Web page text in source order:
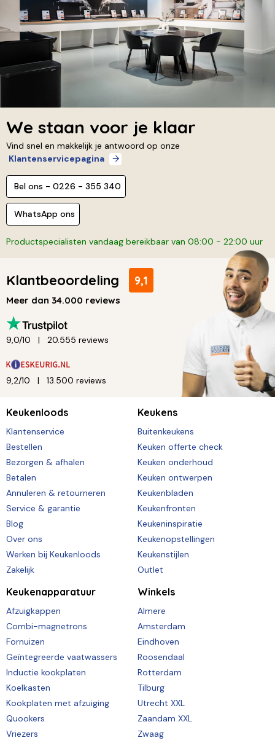
We staan voor je klaar
Vind snel en makkelijk je antwoord op onze
Klantenservicepagina
Bel ons - 0226 - 355 340
WhatsApp ons
Productspecialisten vandaag bereikbaar van 08:00 - 22:00 uur
Klantbeoordeling 9,1
Meer dan 34.000 reviews
9,0/10 20.555 reviews
9,2/10 13.500 reviews
Keukenloods
Klantenservice
Bestellen
Bezorgen & afhalen
Betalen
Annuleren & retourneren
Service & garantie
Blog
Over ons
Werken bij Keukenloods
Zakelijk
Keukens
Buitenkeukens
Keuken offerte check
Keuken onderhoud
Keuken ontwerpen
Keukenbladen
Keukenfronten
Keukeninspiratie
Keukenopstellingen
Keukenstijlen
Outlet
Keukenapparatuur
Afzuigkappen
Combi-magnetrons
Fornuizen
Geïntegreerde vaatwassers
Inductie kookplaten
Koelkasten
Kookplaten met afzuiging
Quookers
Vriezers
Winkels
Almere
Amsterdam
Eindhoven
Roosendaal
Rotterdam
Tilburg
Utrecht XXL
Zaandam XXL
Zwaag